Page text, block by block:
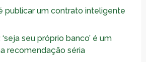
publicar um contrato inteligente
seu próprio banco’ é um
recomendação séria